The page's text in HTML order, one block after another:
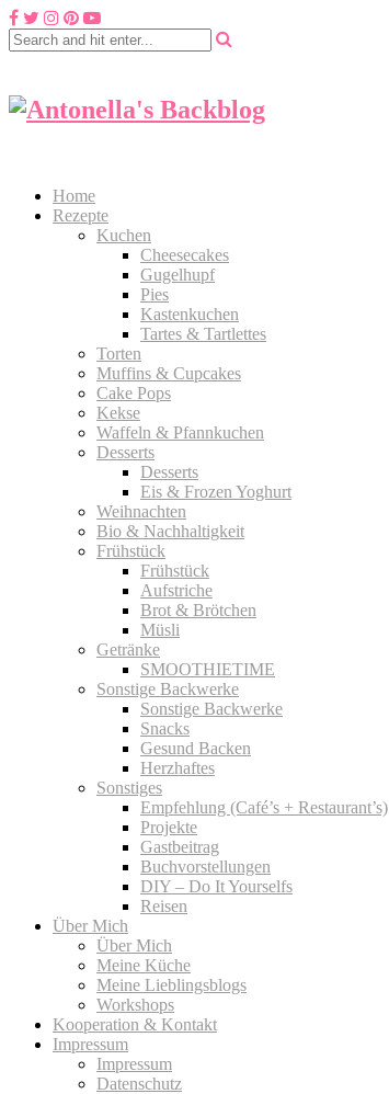
Home
Rezepte
Kuchen
Cheesecakes
Gugelhupf
Pies
Kastenkuchen
Tartes & Tartlettes
Torten
Muffins & Cupcakes
Cake Pops
Kekse
Waffeln & Pfannkuchen
Desserts
Desserts
Eis & Frozen Yoghurt
Weihnachten
Bio & Nachhaltigkeit
Frühstück
Frühstück
Aufstriche
Brot & Brötchen
Müsli
Getränke
SMOOTHIETIME
Sonstige Backwerke
Sonstige Backwerke
Snacks
Gesund Backen
Herzhaftes
Sonstiges
Empfehlung (Café’s + Restaurant’s)
Projekte
Gastbeitrag
Buchvorstellungen
DIY – Do It Yourselfs
Reisen
Über Mich
Über Mich
Meine Küche
Meine Lieblingsblogs
Workshops
Kooperation & Kontakt
Impressum
Impressum
Datenschutz